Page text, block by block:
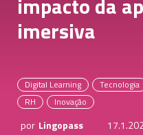
imersiva
Digital Learning Tecnologia
RH
Inovação
por Lingopass